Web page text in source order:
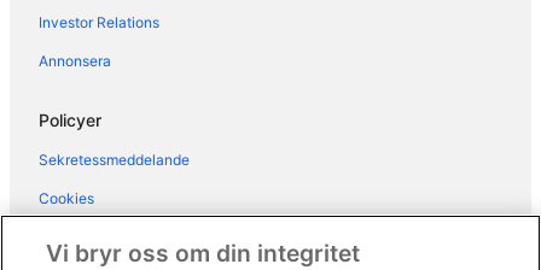
Pensionat i Kalmar län
Husvagnscampingar i Kalmar län
Stugor i Kalmar
B&B i Öland
Husvagnscampingar i Öland
Investor Relations
Annonsera
Policyer
Sekretessmeddelande
Cookies
Vi bryr oss om din integritet